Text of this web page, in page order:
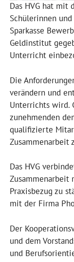
Das HVG hat mit
Schülerinnen
Sparkasse
Geldinstitut
Unterricht
Die
verändern und
Unterrichts wird.
zunehmenden
qualifizierte
Zusammenarbeit
Das HVG
Zusammenarbeit
Praxisbezug zu
mit der Firma
Der
und dem
und